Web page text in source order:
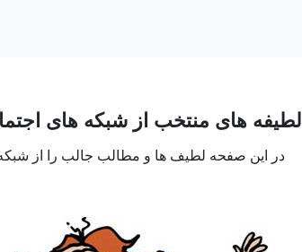
لطیفه های منتخب از شبکه های
در این صفحه لطیف ها و مطالب جالب را از شبکه